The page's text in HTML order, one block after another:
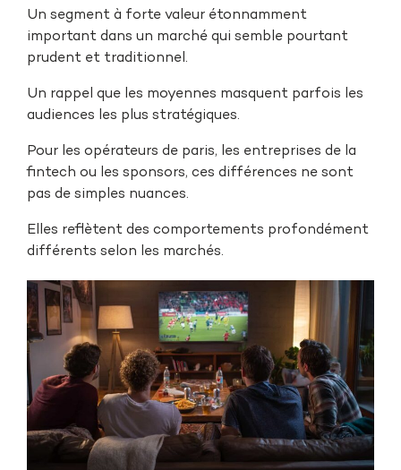
Un segment à forte valeur étonnamment
important dans un marché qui semble pourtant
prudent et traditionnel.
Un rappel que les moyennes masquent parfois les
audiences les plus stratégiques.
Pour les opérateurs de paris, les entreprises de la
fintech ou les sponsors, ces différences ne sont
pas de simples nuances.
Elles reflètent des comportements profondément
différents selon les marchés.